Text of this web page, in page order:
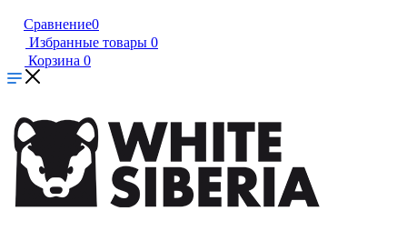
Сравнение0
Избранные товары 0
Корзина 0